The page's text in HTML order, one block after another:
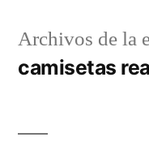
Archivos de la
camisetas